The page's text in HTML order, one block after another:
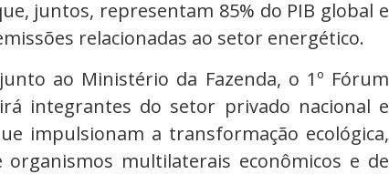
juntos, representam 85% do PIB global e
relacionadas ao setor energético.
ao Ministério da Fazenda, o 1º Fórum
integrantes do setor privado nacional e
impulsionam a transformação ecológica,
organismos multilaterais econômicos e de